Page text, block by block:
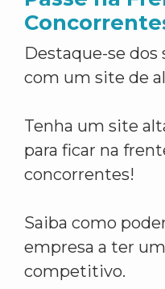
Destaque-se dos
com um site de
Tenha um site
para ficar na
concorrentes!
Saiba como
empresa a ter
competitivo.